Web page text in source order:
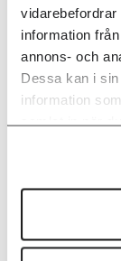
vidarebefordrar
information
annons- och
Dessa kan i
information
samlat in när
vad är
budget –
support
modell
kostnader